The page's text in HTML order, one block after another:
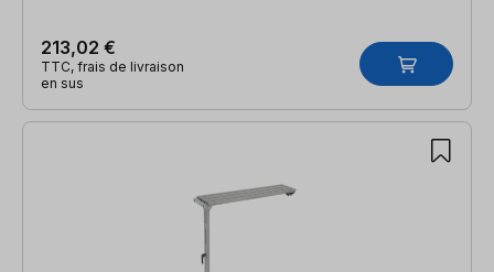
213,02 €
TTC, frais de livraison
en sus